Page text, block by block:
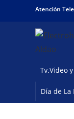
Atención
Tv.Video
Día de